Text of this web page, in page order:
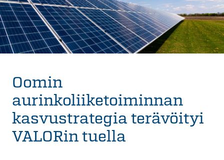
Oomin
aurinkoliiketoiminnan
kasvustrategia terävöityi
VALORin tuella